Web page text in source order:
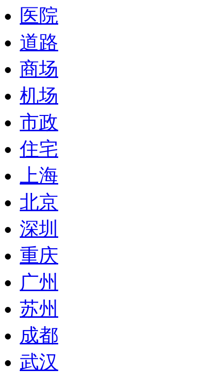
医院
道路
商场
机场
市政
住宅
上海
北京
深圳
重庆
广州
苏州
成都
武汉